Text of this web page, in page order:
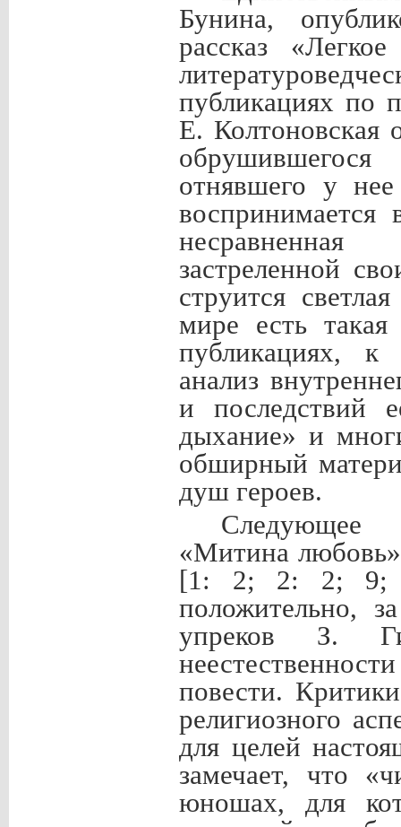
Бунина,
рассказ
публикациях по
Е. Колтоновская
отнявшего у
застреленной
струится
мире есть
публикациях, к
анализ
и последствий
дыхание» и
обширный
душ героев.
Следующее
«Митина
[1: 2; 2: 2; 9;
положительно,
упреков З.
повести.
религиозного
для целей
замечает, что
юношах, для